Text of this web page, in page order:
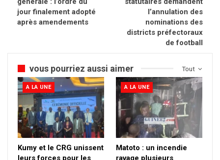
jour finalement adopté
après amendements
l’annulation des
nominations des
districts préfectoraux
de football
Tout
vous pourriez aussi aimer
A LA UNE
Kumy et le CRG unissent
leurs forces pour les
A LA UNE
Matoto : un incendie
ravage plusieurs